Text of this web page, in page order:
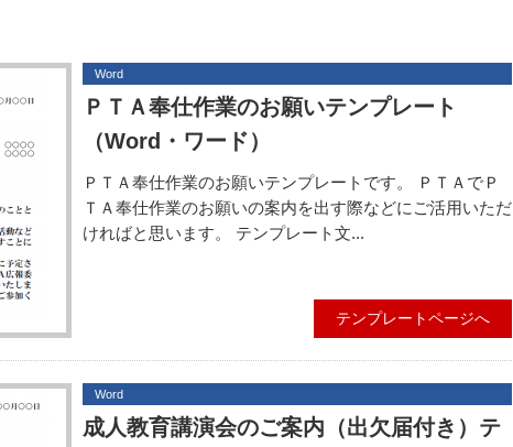
Word
ＰＴＡ奉仕作業のお願いテンプレート
（Word・ワード）
ＰＴＡ奉仕作業のお願いテンプレートです。 ＰＴＡでＰ
ＴＡ奉仕作業のお願いの案内を出す際などにご活用いただ
ければと思います。 テンプレート文...
テンプレートページへ
Word
成人教育講演会のご案内（出欠届付き）テ